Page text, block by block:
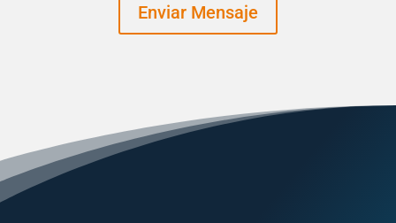
Enviar Mensaje